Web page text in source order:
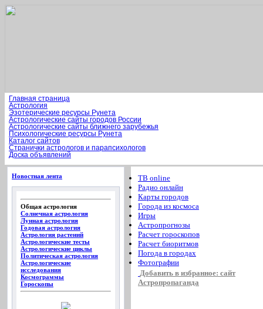
Главная страница
Астрология
Эзотерические ресурсы Рунета
Астрологические сайты городов России
Астрологические сайты ближнего зарубежья
Психологические ресурсы Рунета
Каталог сайтов
Странички астрологов и парапсихологов
Доска объявлений
Новостная лента
Общая астрология
Солнечная астрология
Лунная астрология
Годовая астрология
Астрология растений
Астрологические тесты
Астрологические циклы
Политическая астрология
Астрологические
исследования
Космограммы
Гороскопы
ТВ online
Радио онлайн
Карты городов
Города из космоса
Игры
Астропрогнозы
Расчет гороскопов
Расчет биоритмов
Погода в городах
Фотографии
Добавить в избранное: сайт
Астропропаганда